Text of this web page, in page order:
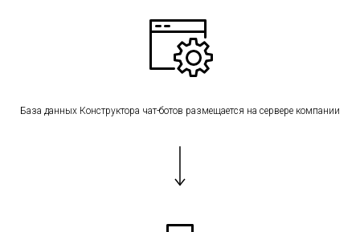
База данных Конструктора чат-ботов размещается на сервере компании